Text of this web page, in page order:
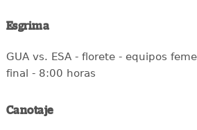
Esgrima
GUA vs. ESA - florete - equipos
final - 8:00 horas
Canotaje